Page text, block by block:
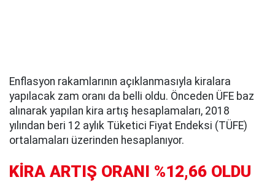
Enflasyon rakamlarının açıklanmasıyla kiralara
yapılacak zam oranı da belli oldu. Önceden ÜFE baz
alınarak yapılan kira artış hesaplamaları, 2018
yılından beri 12 aylık Tüketici Fiyat Endeksi (TÜFE)
ortalamaları üzerinden hesaplanıyor.
KİRA ARTIŞ ORANI %12,66 OLDU